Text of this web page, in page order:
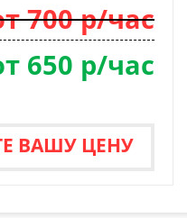
700 р/час
650 р/час
ВАШУ ЦЕНУ